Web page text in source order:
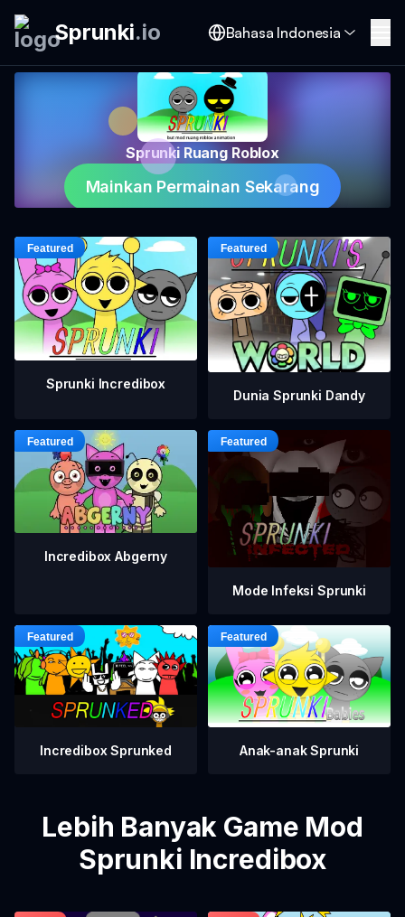
Sprunki.io Bahasa Indonesia
Sprunki Ruang Roblox
Mainkan Permainan Sekarang
Sprunki Incredibox
Dunia Sprunki Dandy
Incredibox Abgerny
Mode Infeksi Sprunki
Incredibox Sprunked Anak-anak Sprunki
Lebih Banyak Game Mod
Sprunki Incredibox